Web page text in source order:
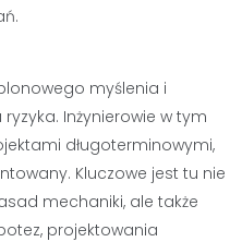
myślenia i
Inżynierowie w tym
długoterminowymi,
Kluczowe jest tu nie
mechaniki, ale także
projektowania